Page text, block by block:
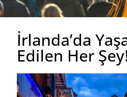
İrlanda’da
Edilen Her